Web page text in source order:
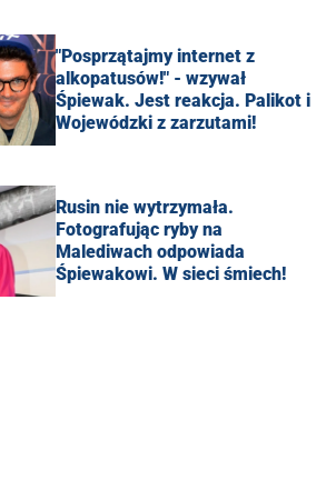
"Posprzątajmy internet z
alkopatusów!" - wzywał
Śpiewak. Jest reakcja. Palikot i
Wojewódzki z zarzutami!
Rusin nie wytrzymała.
Fotografując ryby na
Malediwach odpowiada
Śpiewakowi. W sieci śmiech!